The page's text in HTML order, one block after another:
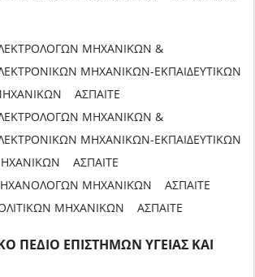
ΜΗΧΑΝΙΚΩΝ &
ΜΗΧΑΝΙΚΩΝ-ΕΚΠΑΙΔΕΥΤΙΚΩΝ
ΑΣΠΑΙΤΕ
ΜΗΧΑΝΙΚΩΝ &
ΜΗΧΑΝΙΚΩΝ-ΕΚΠΑΙΔΕΥΤΙΚΩΝ
ΑΣΠΑΙΤΕ
ΜΗΧΑΝΙΚΩΝ ΑΣΠΑΙΤΕ
ΜΗΧΑΝΙΚΩΝ ΑΣΠΑΙΤΕ
ΠΕΔΙΟ ΕΠΙΣΤΗΜΩΝ ΥΓΕΙΑΣ ΚΑΙ